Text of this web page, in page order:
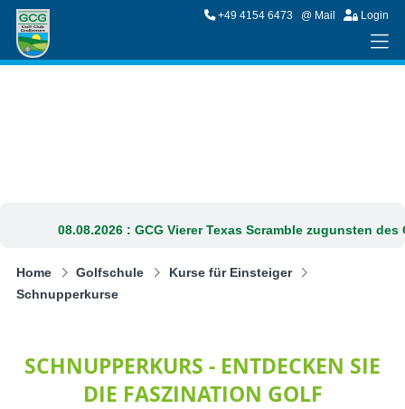
+49 4154 6473 @ Mail Login
08.08.2026 :GCG Vierer Texas Scramble zugunsten des
Home Golfschule
Kurse für Einsteiger
Schnupperkurse
SCHNUPPERKURS - ENTDECKEN SIE
DIE FASZINATION GOLF